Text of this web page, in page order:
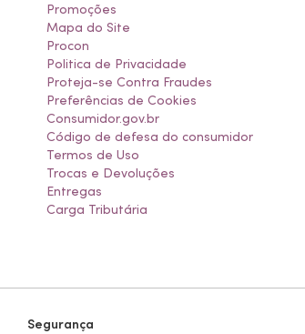
Promoções
Mapa do Site
Procon
Politica de Privacidade
Proteja-se Contra Fraudes
Preferências de Cookies
Consumidor.gov.br
Código de defesa do consumidor
Termos de Uso
Trocas e Devoluções
Entregas
Carga Tributária
Segurança